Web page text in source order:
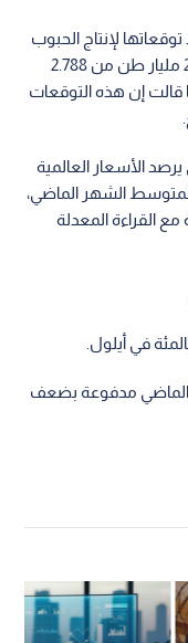
لإنتاج الحبوب
العالمي في 2021 إلى مستوى قياسي عند 2.8 مليار طن من 2.788
قالت إن هذه التوقعات
الأسعار العالمية
تداولا، 130 نقطة في المتوسط الشهر الماضي،
أيلول 2011، بالمقارنة مع القراءة المعدلة
الماضي مدفوعة بضعف